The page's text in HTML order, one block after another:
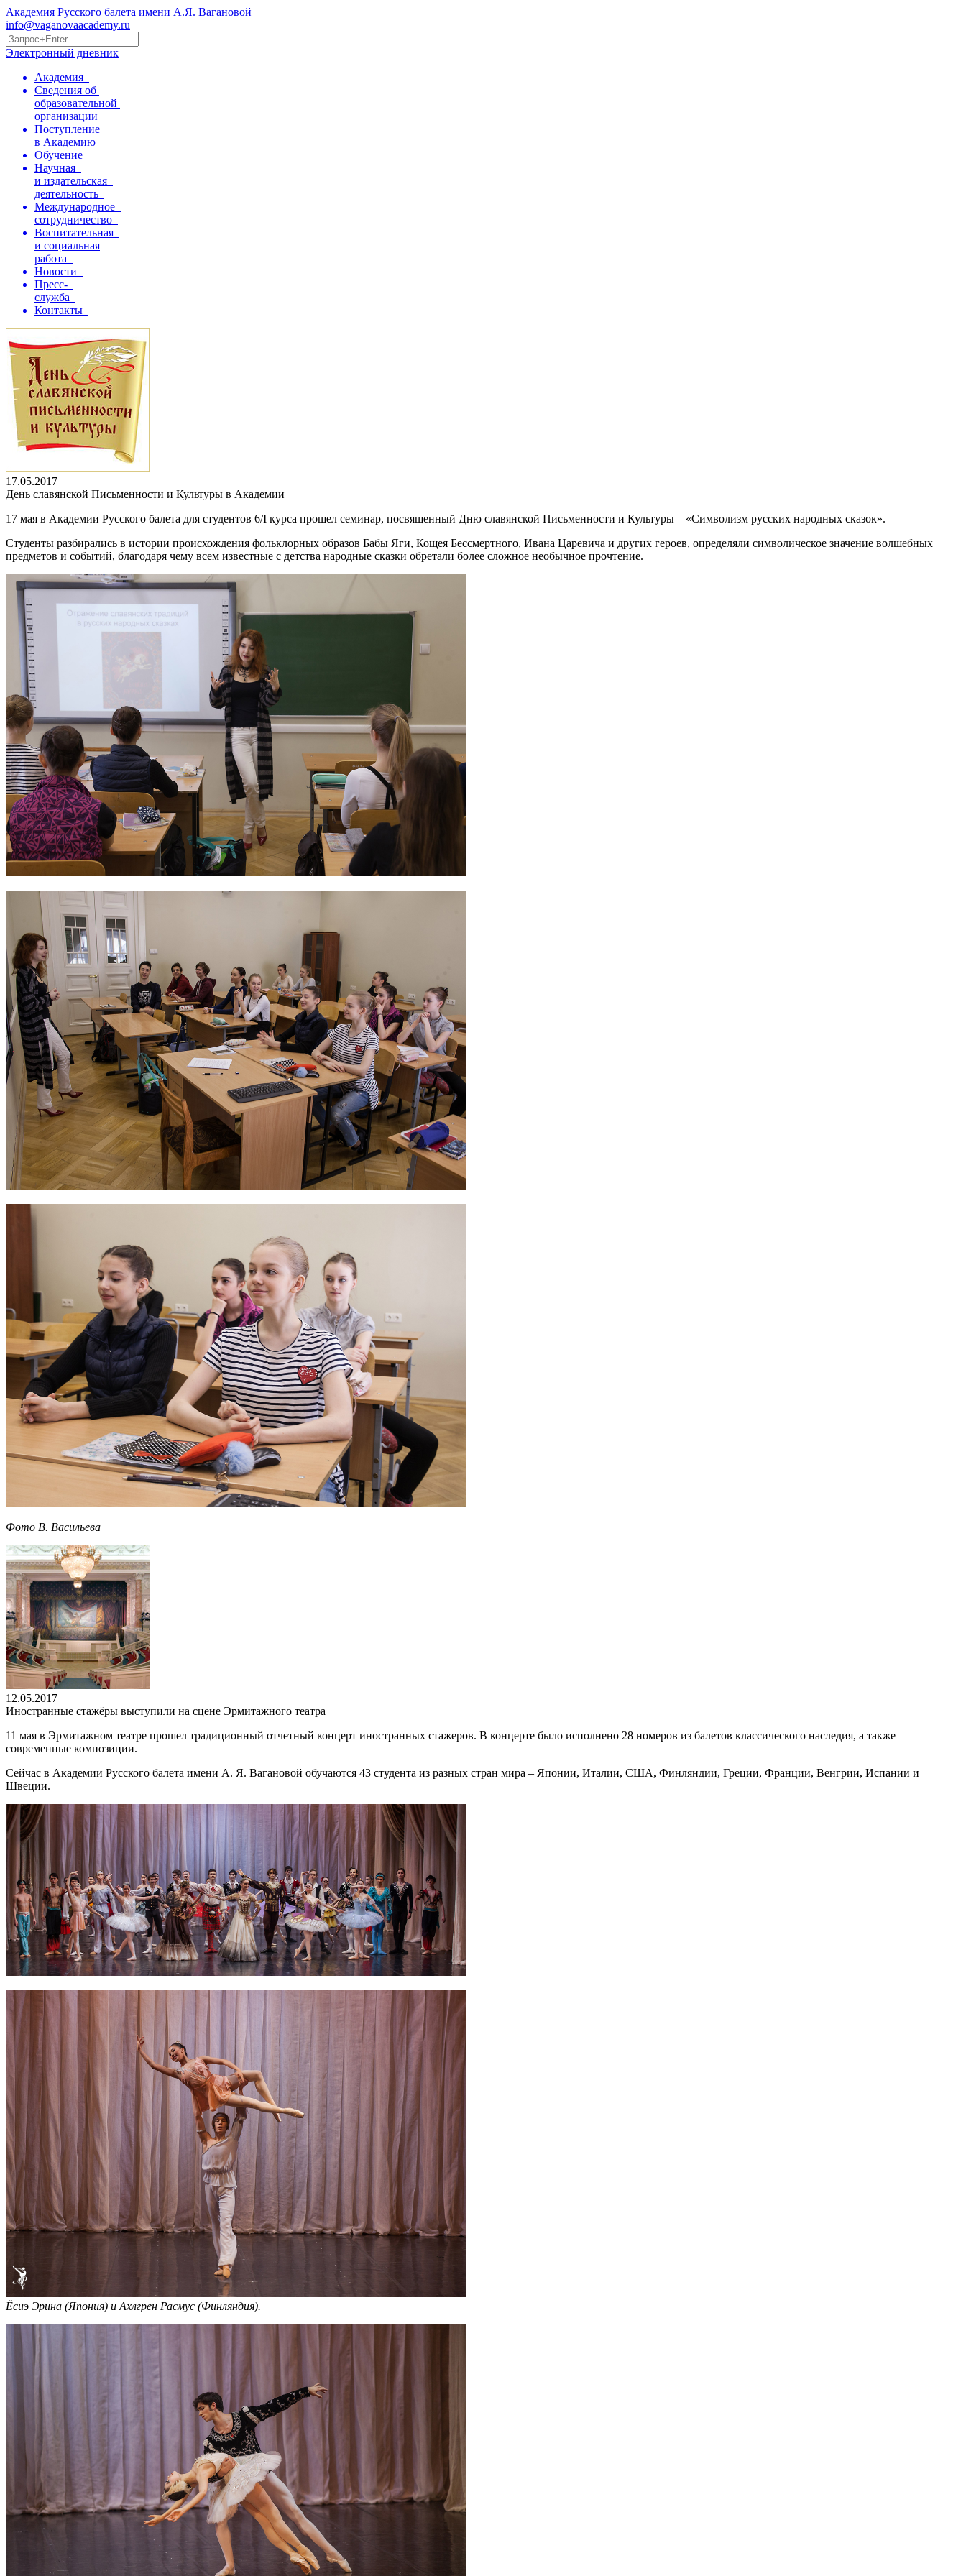
Академия Русского балета имени А.Я. Вагановой
info@vaganovaacademy.ru
Электронный дневник
Академия
Сведения об
образовательной
организации
Поступление
в Академию
Обучение
Научная
и издательская
деятельность
Международное
сотрудничество
Воспитательная
и социальная
работа
Новости
Пресс-
служба
Контакты
17.05.2017
День славянской Письменности и Культуры в Академии
17 мая в Академии Русского балета для студентов 6/I курса прошел семинар, посвященный Дню славянской Письменности и Культуры – «Символизм русских народных сказок».
Студенты разбирались в истории происхождения фольклорных образов Бабы Яги, Кощея Бессмертного, Ивана Царевича и других героев, определяли символическое значение волшебных
предметов и событий, благодаря чему всем известные с детства народные сказки обретали более сложное необычное прочтение.
Фото В. Васильева
12.05.2017
Иностранные стажёры выступили на сцене Эрмитажного театра
11 мая в Эрмитажном театре прошел традиционный отчетный концерт иностранных стажеров. В концерте было исполнено 28 номеров из балетов классического наследия, а также
современные композиции.
Сейчас в Академии Русского балета имени А. Я. Вагановой обучаются 43 студента из разных стран мира – Японии, Италии, США, Финляндии, Греции, Франции, Венгрии, Испании и
Швеции.
Ёсиэ Эрина (Япония) и Ахлгрен Расмус (Финляндия).